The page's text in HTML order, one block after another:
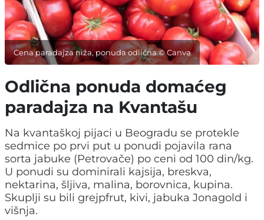
Cena paradajza niža, ponuda odlična © Canva
Odlična ponuda domaćeg
paradajza na Kvantašu
Na kvantaškoj pijaci u Beogradu se protekle
sedmice po prvi put u ponudi pojavila rana
sorta jabuke (Petrovače) po ceni od 100 din/kg.
U ponudi su dominirali kajsija, breskva,
nektarina, šljiva, malina, borovnica, kupina.
Skuplji su bili grejpfrut, kivi, jabuka Jonagold i
višnja.